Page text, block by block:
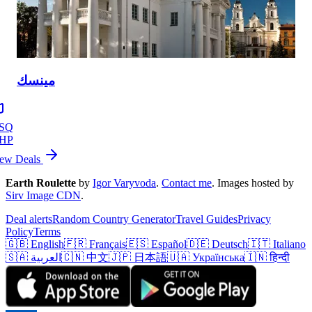
مينسك
Deals
Earth Roulette by Igor Varyvoda. Contact me. Images hosted by
Sirv Image CDN.
Deal alertsRandom Country GeneratorTravel GuidesPrivacy
PolicyTerms
🇬🇧 English🇫🇷 Français🇪🇸 Español🇩🇪 Deutsch🇮🇹 Italiano
🇸🇦 العربية 🇨🇳 中文🇯🇵 日本語🇺🇦 Українська🇮🇳 हिन्दी